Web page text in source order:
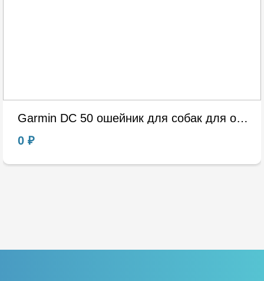
Garmin DC 50 ошейник для собак для охоты USA RUS EUR
0 ₽